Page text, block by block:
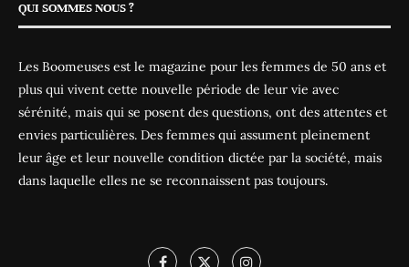
QUI SOMMES NOUS ?
Les Boomeuses est le magazine pour les femmes de 50 ans et
plus qui vivent cette nouvelle période de leur vie avec
sérénité, mais qui se posent des questions, ont des attentes et
envies particulières. Des femmes qui assument pleinement
leur âge et leur nouvelle condition dictée par la société, mais
dans laquelle elles ne se reconnaissent pas toujours.